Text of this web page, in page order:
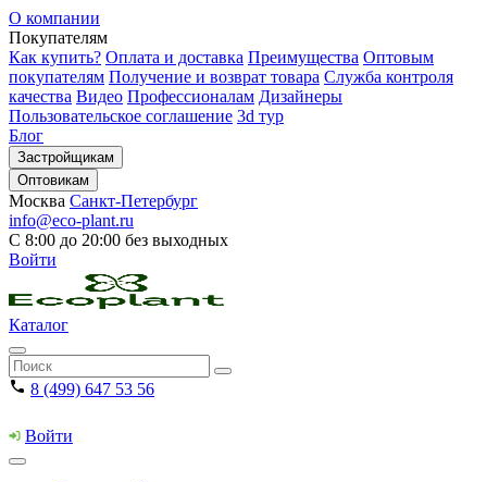
О компании
Покупателям
Как купить? Оплата и доставка Преимущества Оптовым
покупателям Получение и возврат товара Служба контроля
качества Видео Профессионалам Дизайнеры
Пользовательское соглашение 3d тур
Блог
Застройщикам
Оптовикам
Москва Санкт-Петербург
info@eco-plant.ru
С 8:00 до 20:00 без выходных
Войти
Каталог
8 (499) 647 53 56
Войти